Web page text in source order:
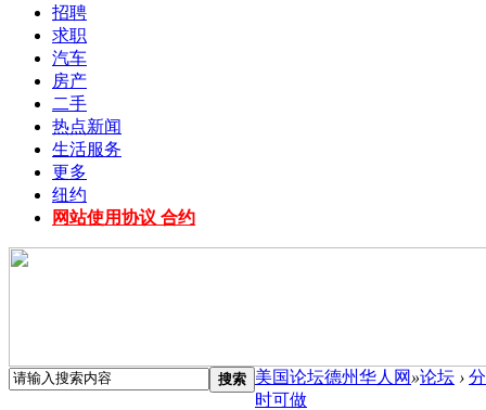
招聘
求职
汽车
房产
二手
热点新闻
生活服务
更多
纽约
网站使用协议 合约
搜索 美国论坛德州华人网 »论坛 ›
时可做